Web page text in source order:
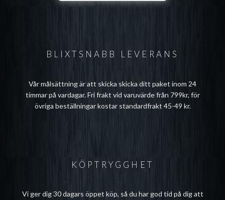
BLIXTSNABB LEVERANS
Vår målsättning är att skicka skicka ditt paket inom 24
timmar på vardagar. Fri frakt vid varuvärde från 799kr, för
övriga beställningar kostar standardfrakt 45-49 kr.
KÖPTRYGGHET
Vi ger dig 30 dagars öppet köp, så du har god tid på dig att